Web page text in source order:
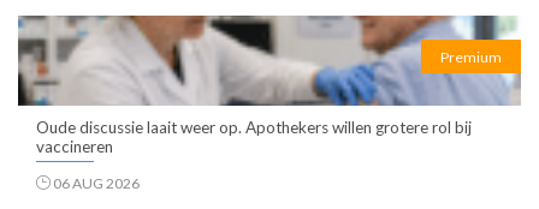
Premium
Oude discussie laait weer op. Apothekers willen grotere rol bij
vaccineren
06 AUG 2026